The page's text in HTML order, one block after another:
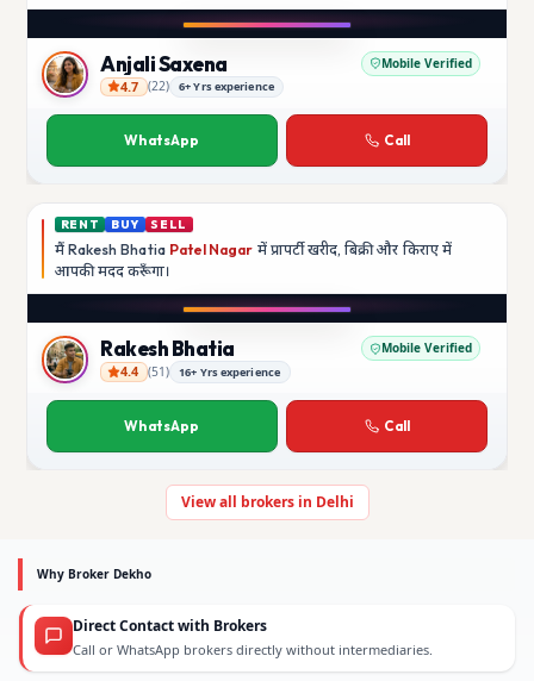
Anjali Saxena
Anjali Saxena Mobile Verified
4.7 (22) 6+ Yrs experience
WhatsApp Call
RENT BUY SELL
मैं Rakesh Bhatia Patel Nagar में प्रापर्टी खरीद, बिक्री और किराए में
आपकी मददकरूँगा।
Rakesh Bhatia
Rakesh Bhatia Mobile Verified
4.4 (51) 16+ Yrs experience
WhatsApp Call
View all brokers in Delhi
Why Broker Dekho
Direct Contact with Brokers
Call or WhatsApp brokers directly without intermediaries.